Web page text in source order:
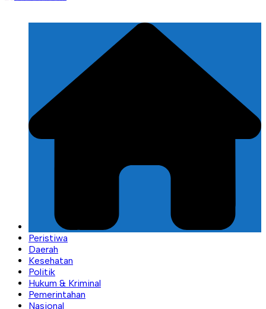
Peristiwa
Daerah
Kesehatan
Politik
Hukum & Kriminal
Pemerintahan
Nasional